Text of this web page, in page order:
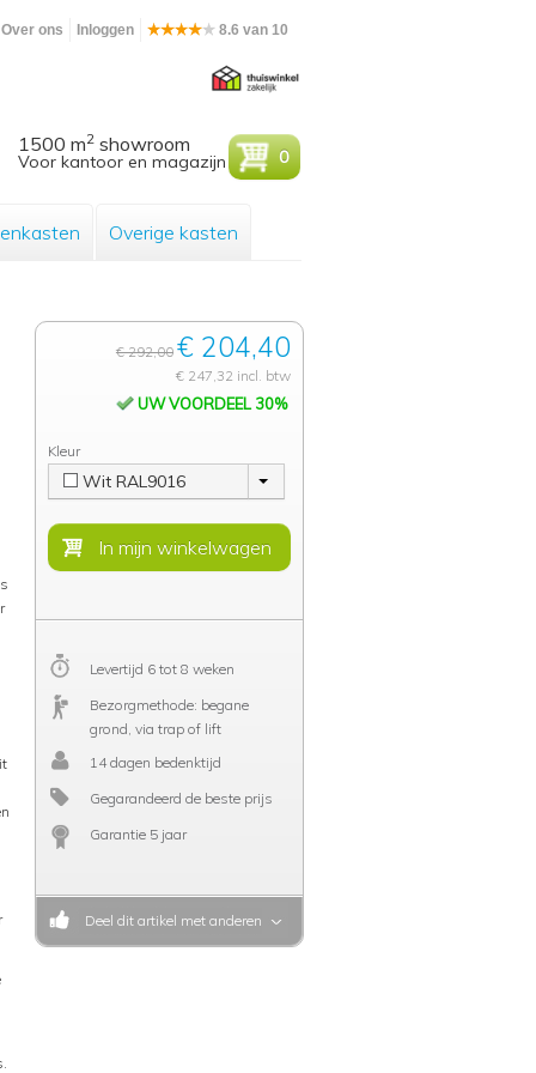
Over ons Inloggen 8.6 van 10
1500 m2 showroom
Voor kantoor en magazijn 0
Overige kasten
€ 292,00 € 204,40
€ 247,32 incl. btw
UW VOORDEEL 30%
Kleur
Wit RAL9016
Levertijd 6 tot 8 weken
Bezorgmethode: begane
grond, via trap of lift
14 dagen bedenktijd
Gegarandeerd de beste prijs
Garantie 5 jaar
Deel dit artikel met anderen